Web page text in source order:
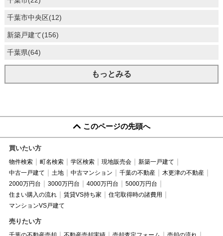
千葉市中央区(12)
新築戸建て(156)
千葉県(64)
もっとみる
このページの先頭へ
買いたい方
物件検索 町名検索 学区検索 現地販売会
新築一戸建て
中古一戸建て
土地 中古マンション 千葉の不動産
木更津の不動産
2000万円台
3000万円台 4000万円台
5000万円台
住まい購入の流れ
賃貸VS持ち家
住宅取得時の諸費用
マンションVS戸建て
売りたい方